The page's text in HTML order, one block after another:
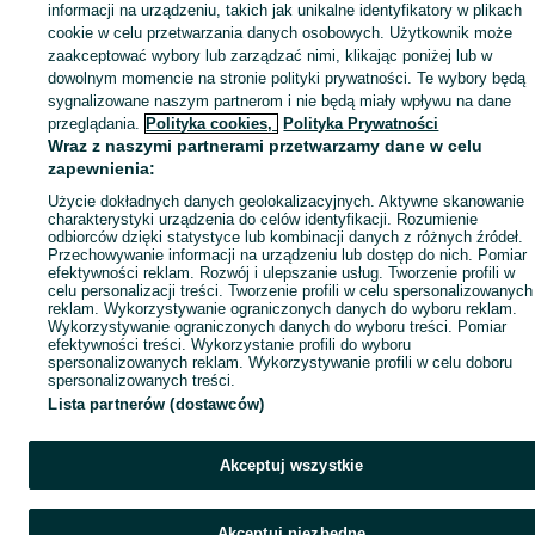
Popularne wyszukiwania
informacji na urządzeniu, takich jak unikalne identyfikatory w plikach
cookie w celu przetwarzania danych osobowych. Użytkownik może
zaakceptować wybory lub zarządzać nimi, klikając poniżej lub w
dowolnym momencie na stronie polityki prywatności. Te wybory będą
sygnalizowane naszym partnerom i nie będą miały wpływu na dane
przeglądania. Polityka cookies, Polityka Prywatności
Wraz z naszymi partnerami przetwarzamy dane w celu
zapewnienia:
Użycie dokładnych danych geolokalizacyjnych. Aktywne skanowanie
charakterystyki urządzenia do celów identyfikacji. Rozumienie
odbiorców dzięki statystyce lub kombinacji danych z różnych źródeł.
Przechowywanie informacji na urządzeniu lub dostęp do nich. Pomiar
efektywności reklam. Rozwój i ulepszanie usług. Tworzenie profili w
celu personalizacji treści. Tworzenie profili w celu spersonalizowanych
reklam. Wykorzystywanie ograniczonych danych do wyboru reklam.
Wykorzystywanie ograniczonych danych do wyboru treści. Pomiar
efektywności treści. Wykorzystanie profili do wyboru
spersonalizowanych reklam. Wykorzystywanie profili w celu doboru
spersonalizowanych treści.
Lista partnerów (dostawców)
Akceptuj wszystkie